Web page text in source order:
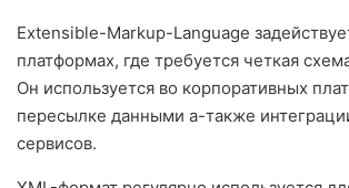
Extensible-Markup-Language
платформах, где требуется четкая
Он используется во корпоративных
пересылке данными а-также
сервисов.